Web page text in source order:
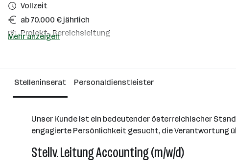
Vollzeit
ab 70.000 € jährlich
Projekt-, Bereichsleitung
Mehr anzeigen
Stelleninserat Personaldienstleister
Unser Kunde ist ein bedeutender österreichischer
engagierte Persönlichkeit gesucht, die Verantwortung
Stellv. Leitung Accounting (m/w/d)